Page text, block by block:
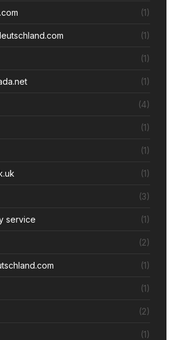
(1)
(1)
(1)
(1)
(4)
(1)
(1)
(1)
(3)
service (1)
(2)
(1)
(1)
(2)
(1)